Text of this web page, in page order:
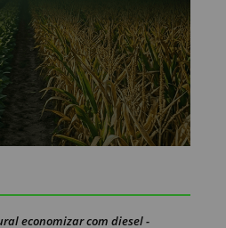
economizar com diesel -